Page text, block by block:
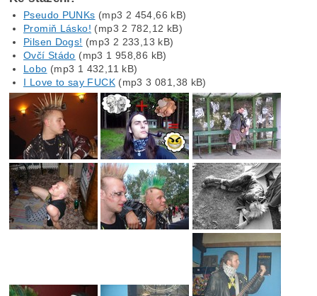
Pseudo PUNKs (mp3 2 454,66 kB)
Promiň Lásko! (mp3 2 782,12 kB)
Pilsen Dogs! (mp3 2 233,13 kB)
Ovčí Stádo (mp3 1 958,86 kB)
Lobo (mp3 1 432,11 kB)
I Love to say FUCK(mp3 3 081,38 kB)